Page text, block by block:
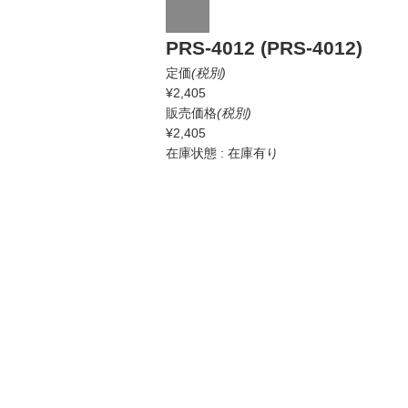
PRS-4012 (PRS-4012)
定価(税別)
¥2,405
販売価格(税別)
¥2,405
在庫状態 : 在庫有り